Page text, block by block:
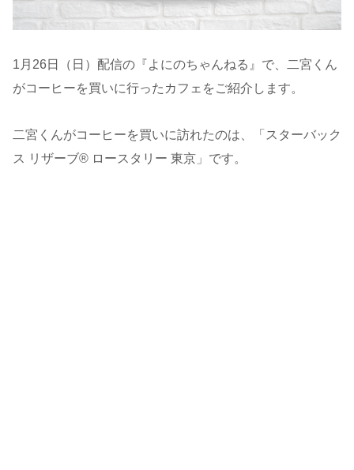
1月26日（日）配信の『よにのちゃんねる』で、二宮くん
がコーヒーを買いに行ったカフェをご紹介します。
二宮くんがコーヒーを買いに訪れたのは、「スターバック
ス リザーブ® ロースタリー 東京」です。